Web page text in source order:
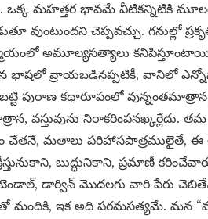
ఒక్క మహత్తర భావమే వీటికన్నిటికి
వుంటుందని చెప్పవచ్చు. గనుల్లో
అమూల్యసత్యాలు
భాషలో వ్రాయబడినప్పటికీ, వానిలో
పురాణ కథారూపంలో వున్నంతమాత్రాన,
వస్తువును నిరాకరింపనఖ్కర్లేదు.
చేతనే, మతాలు పరిహాసపాత్రములైతే, ఈ
బుద్ధునికాని, ప్రమాణీ
డార్విన్ మొదలగు వారి పేరు
మందికి, ఇక అది పరమసత్యమే. మన